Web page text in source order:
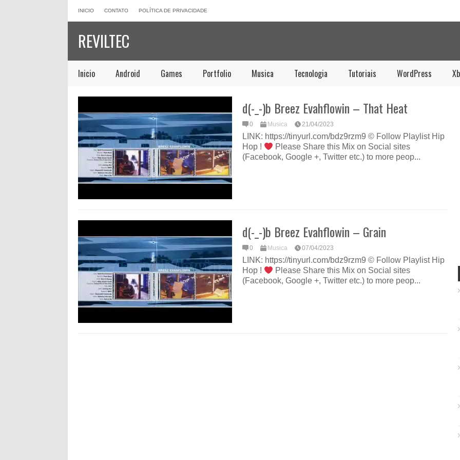
INICIO CONTATO POLÍTICA DE PRIVACIDADE
REVILTEC
Inicio Android Games Portfolio Musica Tecnologia Tutoriais WordPress
d(-_-)b Breez Evahflowin – That Heat
0 Musica 21/04/2023
LINK: https://tinyurl.com/bdz9rzm9 © Follow Playlist Hip
Hop !
Please Share this Mix on Social sites
(Facebook, Google +, Twitter etc.) to more peop...
d(-_-)b Breez Evahflowin – Grain
0 Musica 07/04/2023
LINK: https://tinyurl.com/bdz9rzm9 © Follow Playlist Hip
Hop !
Please Share this Mix on Social sites
(Facebook, Google +, Twitter etc.) to more peop...